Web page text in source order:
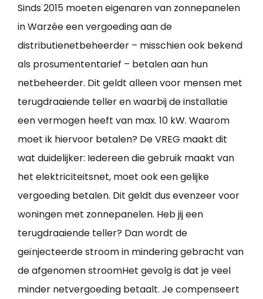
Sinds 2015 moeten eigenaren van zonnepanelen
in Warzée een vergoeding aan de
distributienetbeheerder – misschien ook bekend
als prosumententarief – betalen aan hun
netbeheerder. Dit geldt alleen voor mensen met
terugdraaiende teller en waarbij de installatie
een vermogen heeft van max. 10 kW. Waarom
moet ik hiervoor betalen? De VREG maakt dit
wat duidelijker: Iedereen die gebruik maakt van
het elektriciteitsnet, moet ook een gelijke
vergoeding betalen. Dit geldt dus evenzeer voor
woningen met zonnepanelen. Heb jij een
terugdraaiende teller? Dan wordt de
geïnjecteerde stroom in mindering gebracht van
de afgenomen stroomHet gevolg is dat je veel
minder netvergoeding betaalt. Je compenseert